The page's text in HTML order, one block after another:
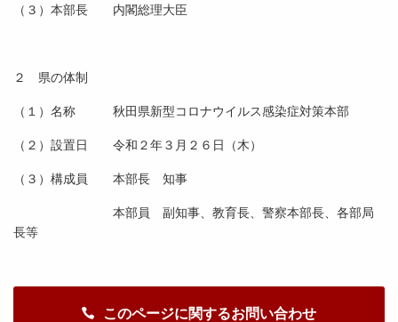
（３）本部長 内閣総理大臣
２ 県の体制
（１）名称 秋田県新型コロナウイルス感染症対策本部
（２）設置日 令和２年３月２６日（木）
（３）構成員 本部長 知事
本部員 副知事、教育長、警察本部長、各部局
長等
このページに関するお問い合わせ